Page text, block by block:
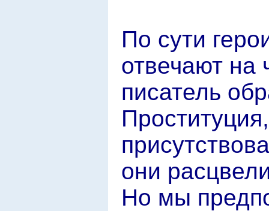
По сути
отвечают на
писатель
они
Но мы